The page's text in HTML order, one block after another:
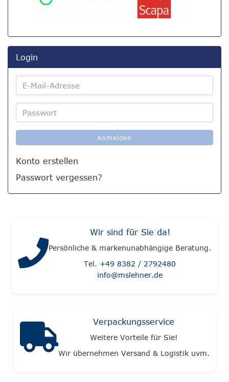
Login
E-
Mail-
Passwort
Anmelden
Konto erstellen
Passwort vergessen?
Wir sind für Sie da!
Persönliche & markenunabhängige Beratung.
Tel. +49 8382 / 2792480
info@mslehner.de
Verpackungsservice
Weitere Vorteile für Sie!
Wir übernehmen Versand & Logistik uvm.